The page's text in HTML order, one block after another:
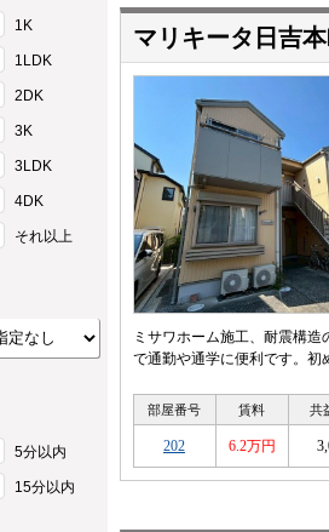
マリキータ日吉
ミサワホーム施工、耐震構
で通勤や通学に便利です。初
部屋番号 賃料 共
202 6.2万円
1K
1LDK
2DK
3K
3LDK
4DK
それ以上
5分以内
15分以内